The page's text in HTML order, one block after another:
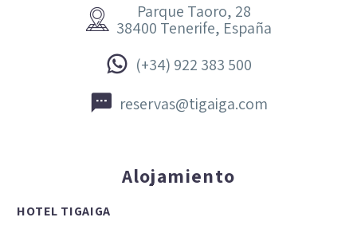


Parque Taoro, 28
38400 Tenerife, España

 (+34) 922 383 500

 reservas@tigaiga.com
Alojamiento
HOTEL TIGAIGA